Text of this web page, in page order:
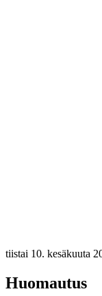
tiistai 10. kesäkuuta
Huomautus